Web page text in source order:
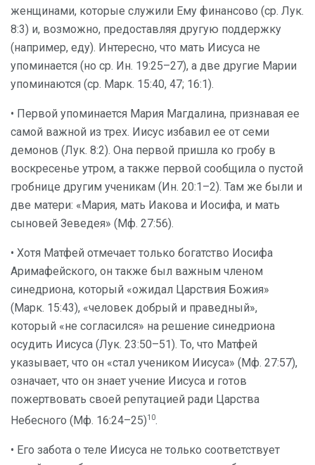
женщинами, которые служили Ему финансово (ср. Лук.
8:3) и, возможно, предоставляя другую поддержку
(например, еду). Интересно, что мать Иисуса не
упоминается (но ср. Ин. 19:25–27), а две другие Марии
упоминаются (ср. Марк. 15:40, 47; 16:1).
• Первой упоминается Мария Магдалина, признавая ее
самой важной из трех. Иисус избавил ее от семи
демонов (Лук. 8:2). Она первой пришла ко гробу в
воскресенье утром, а также первой сообщила о пустой
гробнице другим ученикам (Ин. 20:1–2). Там же были и
две матери: «Мария, мать Иакова и Иосифа, и мать
сыновей Зеведея» (Мф. 27:56).
• Хотя Матфей отмечает только богатство Иосифа
Аримафейского, он также был важным членом
синедриона, который «ожидал Царствия Божия»
(Марк. 15:43), «человек добрый и праведный»,
который «не согласился» на решение синедриона
осудить Иисуса (Лук. 23:50–51). То, что Матфей
указывает, что он «стал учеником Иисуса» (Мф. 27:57),
означает, что он знает учение Иисуса и готов
пожертвовать своей репутацией ради Царства
Небесного (Мф. 16:24–25)10.
• Его забота о теле Иисуса не только соответствует